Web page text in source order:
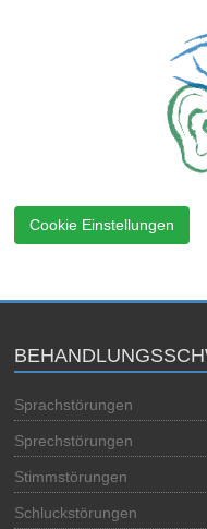
Cookie Einstellungen
Sprachstörungen
Sprechstörungen
Stimmstörungen
Schluckstörungen